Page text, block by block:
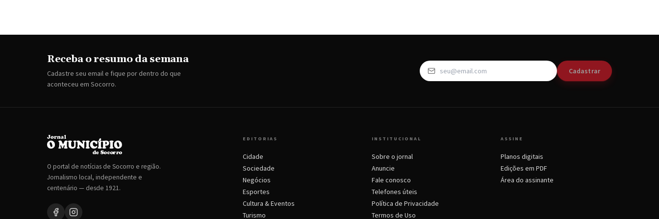
Receba o resumo da semana
Cadastre seu email e fique por dentro do que
aconteceu em Socorro.
Cadastrar
O portal de notícias de Socorro e região.
Jornalismo local, independente e
centenário — desde 1921.
EDITORIAS
Cidade
Sociedade
Negócios
Esportes
Cultura & Eventos
Turismo
INSTITUCIONAL
Sobre o jornal
Anuncie
Fale conosco
Telefones úteis
Política de Privacidade
Termos de Uso
ASSINE
Planos digitais
Edições em PDF
Área do assinante